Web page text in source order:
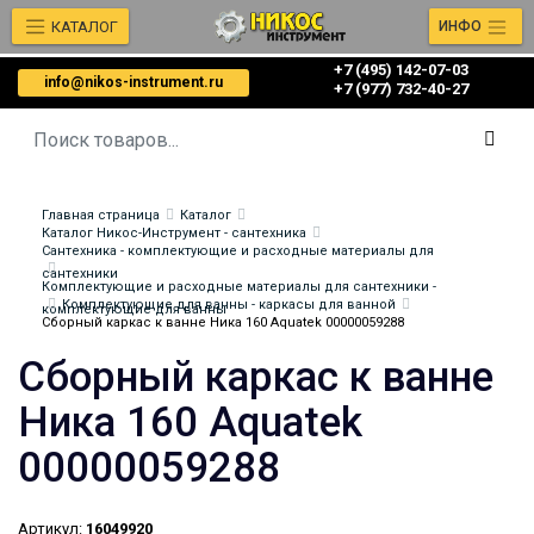
info@nikos-instrument.ru
+7 (495) 142-07-03
‎‎+7 (977) 732-40-27
КАТАЛОГ ИНФО
Главная страница
Каталог
Каталог Никос-Инструмент - сантехника
Сантехника - комплектующие и расходные материалы для
сантехники
Комплектующие и расходные материалы для сантехники -
комплектующие для ванны
Комплектующие для ванны - каркасы для ванной
Сборный каркас к ванне Ника 160 Aquatek 00000059288
Сборный каркас к ванне
Ника 160 Aquatek
00000059288
Артикул: 16049920